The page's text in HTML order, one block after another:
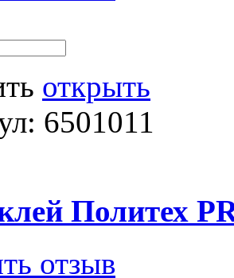
открыть
6501011
Политех
отзыв